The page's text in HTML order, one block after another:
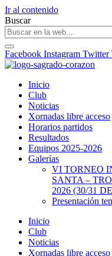
Ir al contenido
Buscar
Facebook Instagram Twitter
Inicio
Club
Noticias
Xornadas libre acceso
Horarios partidos
Resultados
Equipos 2025-2026
Galerías
VI TORNEO
SANTA –
2026 (30/31
Presentación
Inicio
Club
Noticias
Xornadas libre acceso